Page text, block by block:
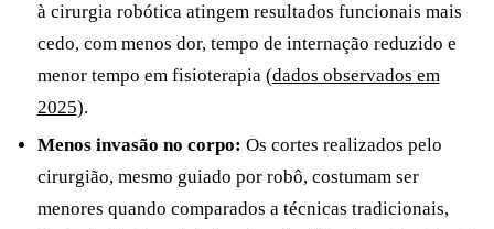
à cirurgia robótica atingem resultados funcionais mais
cedo, com menos dor, tempo de internação reduzido e
menor tempo em fisioterapia (dados observados em
2025).
Menos invasão no corpo: Os cortes realizados pelo
cirurgião, mesmo guiado por robô, costumam ser
menores quando comparados a técnicas tradicionais,